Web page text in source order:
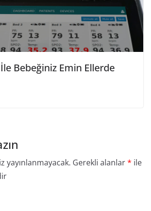
Bebeğiniz Emin Ellerde
yayınlanmayacak. Gerekli alanlar* ile